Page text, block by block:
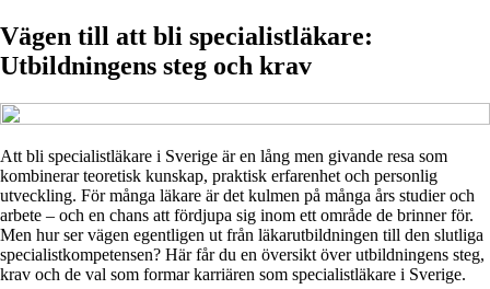
Vägen till att bli specialistläkare:
Utbildningens steg och krav
Att bli specialistläkare i Sverige är en lång men givande resa som
kombinerar teoretisk kunskap, praktisk erfarenhet och personlig
utveckling. För många läkare är det kulmen på många års studier och
arbete – och en chans att fördjupa sig inom ett område de brinner för.
Men hur ser vägen egentligen ut från läkarutbildningen till den slutliga
specialistkompetensen? Här får du en översikt över utbildningens steg,
krav och de val som formar karriären som specialistläkare i Sverige.